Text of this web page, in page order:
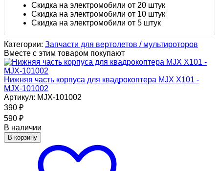
Скидка на электромобили от 20 штук
Скидка на электромобили от 10 штук
Скидка на электромобили от 5 штук
Категории: Запчасти для вертолетов / мультироторов
Вместе с этим товаром покупают
Нижняя часть корпуса для квадрокоптера MJX X101 -
MJX-101002
Артикул: MJX-101002
390 ₽
590 ₽
В наличии
В корзину